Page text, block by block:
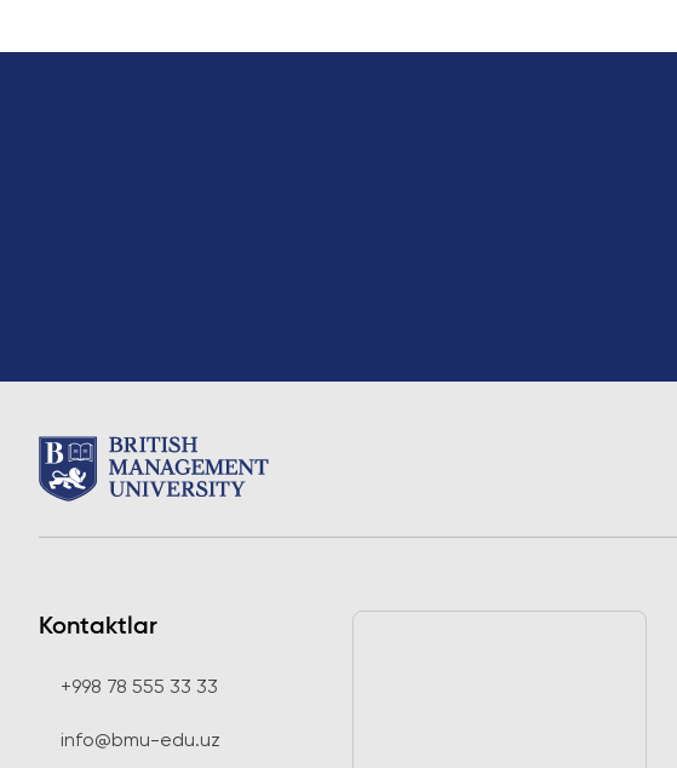
Kontaktlar
+998 78 555 33 33
info@bmu-edu.uz